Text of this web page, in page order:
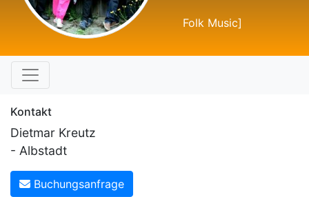
Folk Music]
Kontakt
Dietmar Kreutz
- Albstadt
Buchungsanfrage